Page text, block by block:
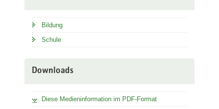
Bildung
Schule
Downloads
Diese Medieninformation im PDF-Format